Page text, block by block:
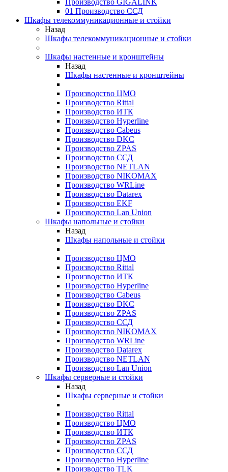
Производство GIGALINK
01 Производство ССД
Шкафы телекоммуникационные и стойки
Назад
Шкафы телекоммуникационные и стойки
Шкафы настенные и кронштейны
Назад
Шкафы настенные и кронштейны
Производство ЦМО
Производство Rittal
Производство ИТК
Производство Hyperline
Производство Cabeus
Производство DKC
Производство ZPAS
Производство ССД
Производство NETLAN
Производство NIKOMAX
Производство WRLine
Производство Datarex
Производство EKF
Производство Lan Union
Шкафы напольные и стойки
Назад
Шкафы напольные и стойки
Производство ЦМО
Производство Rittal
Производство ИТК
Производство Hyperline
Производство Cabeus
Производство DKC
Производство ZPAS
Производство ССД
Производство NIKOMAX
Производство WRLine
Производство Datarex
Производство NETLAN
Производство Lan Union
Шкафы серверные и стойки
Назад
Шкафы серверные и стойки
Производство Rittal
Производство ЦМО
Производство ИТК
Производство ZPAS
Производство ССД
Производство Hyperline
Производство TLK